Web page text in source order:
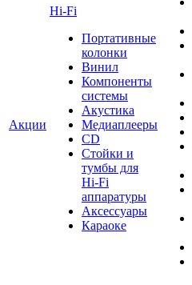
Акции
Hi-Fi
Портативные
колонки
Винил
Компоненты
системы
Акустика
Медиаплееры
CD
Стойки и
тумбы для
Hi-Fi
аппаратуры
Аксессуары
Караоке